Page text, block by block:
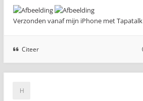
Verzonden vanaf mijn iPhone met Tapatalk
Citeer